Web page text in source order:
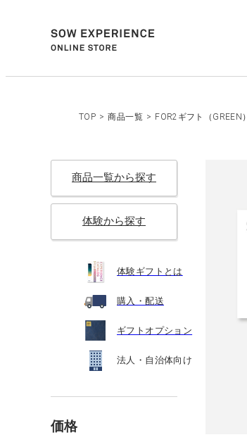
TOP > 商品一覧 > FOR2ギフト（GREEN）
商品一覧から探す
体験から探す
体験ギフトとは
購入・配送
ギフトオプション
法人・自治体向け
価格